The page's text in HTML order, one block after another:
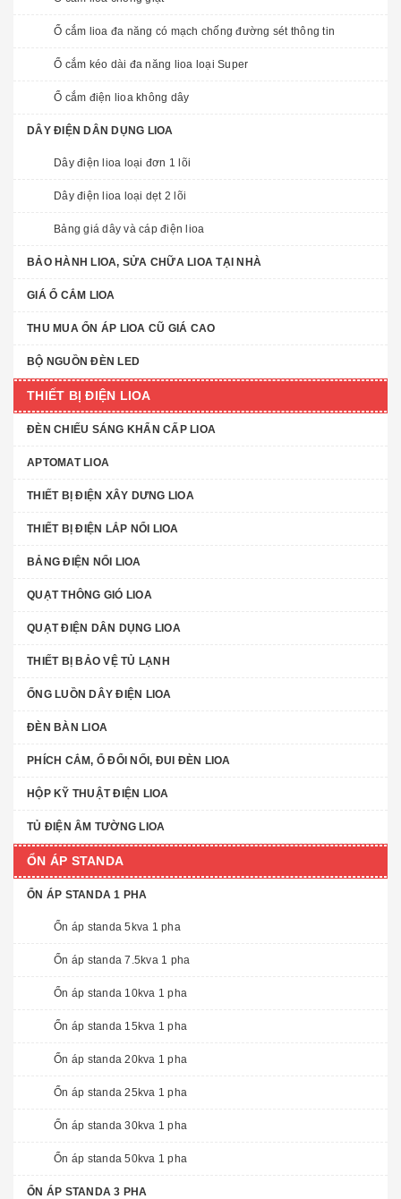
Ổ cắm lioa đa năng có mạch chống đường sét thông tin
Ổ cắm kéo dài đa năng lioa loại Super
Ổ cắm điện lioa không dây
DÂY ĐIỆN DÂN DỤNG LIOA
Dây điện lioa loại đơn 1 lõi
Dây điện lioa loại dẹt 2 lõi
Bảng giá dây và cáp điện lioa
BẢO HÀNH LIOA, SỬA CHỮA LIOA TẠI NHÀ
GIÁ Ổ CẮM LIOA
THU MUA ỔN ÁP LIOA CŨ GIÁ CAO
BỘ NGUỒN ĐÈN LED
THIẾT BỊ ĐIỆN LIOA
ĐÈN CHIẾU SÁNG KHẨN CẤP LIOA
APTOMAT LIOA
THIẾT BỊ ĐIỆN XÂY DƯNG LIOA
THIẾT BỊ ĐIỆN LẮP NỔI LIOA
BẢNG ĐIỆN NỔI LIOA
QUẠT THÔNG GIÓ LIOA
QUẠT ĐIỆN DÂN DỤNG LIOA
THIẾT BỊ BẢO VỆ TỦ LẠNH
ỐNG LUỒN DÂY ĐIỆN LIOA
ĐÈN BÀN LIOA
PHÍCH CẮM, Ổ ĐỔI NỐI, ĐUI ĐÈN LIOA
HỘP KỸ THUẬT ĐIỆN LIOA
TỦ ĐIỆN ÂM TƯỜNG LIOA
ỔN ÁP STANDA
ỔN ÁP STANDA 1 PHA
Ổn áp standa 5kva 1 pha
Ổn áp standa 7.5kva 1 pha
Ổn áp standa 10kva 1 pha
Ổn áp standa 15kva 1 pha
Ổn áp standa 20kva 1 pha
Ổn áp standa 25kva 1 pha
Ổn áp standa 30kva 1 pha
Ổn áp standa 50kva 1 pha
ỔN ÁP STANDA 3 PHA